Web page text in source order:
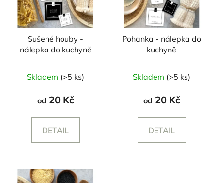
Sušené houby -
nálepka do kuchyně
Skladem (>5 ks)
od 20 Kč
DETAIL
Pohanka - nálepka do
kuchyně
Skladem (>5 ks)
od 20 Kč
DETAIL